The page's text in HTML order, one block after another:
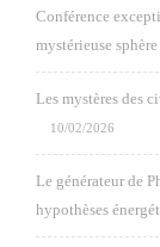
Conférence
mystérieuse
Les mystères des
10/02/2026
Le générateur de
hypothèses